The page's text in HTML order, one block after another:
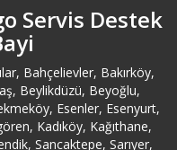
Servis Destek
Bahçelievler, Bakırköy,
Beylikdüzü, Beyoğlu,
Esenler, Esenyurt,
Kadıköy, Kağıthane,
Sancaktepe, Sarıyer,